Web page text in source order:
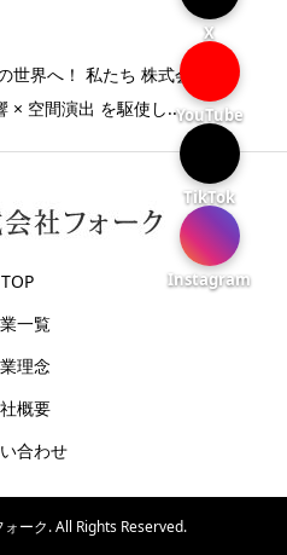
世界へ！ 私たち 株式会社フォ
× 空間演出 を駆使し...
TOP
一覧
理念
概要
合わせ
ーク. All Rights Reserved.
X
YouTube
TikTok
Instagram